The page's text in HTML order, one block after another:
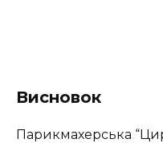
Висновок
Парикмахерська